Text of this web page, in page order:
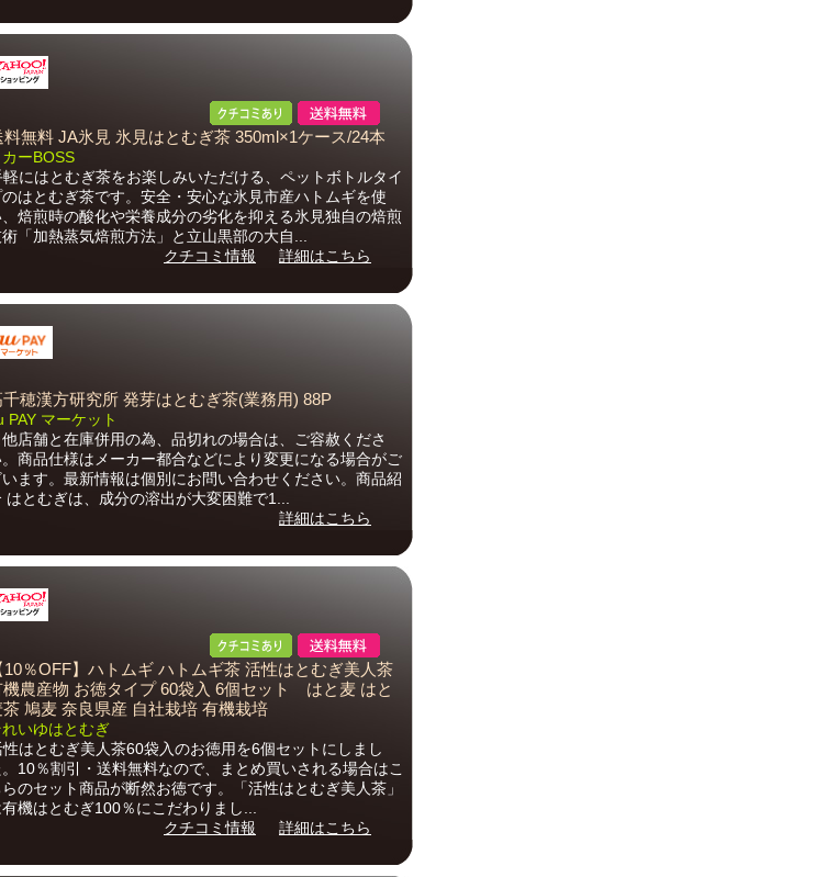
料無料 JA氷見 氷見はとむぎ茶 350ml×1ケース/24本
カーBOSS
軽にはとむぎ茶をお楽しみいただける、ペットボトルタイ
のはとむぎ茶です。安全・安心な氷見市産ハトムギを使
、焙煎時の酸化や栄養成分の劣化を抑える氷見独自の焙煎
「加熱蒸気焙煎方法」と立山黒部の大自...
クチコミ情報
詳細はこちら
千穂漢方研究所 発芽はとむぎ茶(業務用) 88P
PAY マーケット
店舗と在庫併用の為、品切れの場合は、ご容赦くださ
。商品仕様はメーカー都合などにより変更になる場合がご
います。最新情報は個別にお問い合わせください。商品紹
はとむぎは、成分の溶出が大変困難で1...
詳細はこちら
10％OFF】ハトムギ ハトムギ茶 活性はとむぎ美人茶
機農産物 お徳タイプ 60袋入 6個セット はと麦 はと
茶 鳩麦 奈良県産 自社栽培 有機栽培
れいゆはとむぎ
性はとむぎ美人茶60袋入のお徳用を6個セットにしまし
。10％割引・送料無料なので、まとめ買いされる場合はこ
らのセット商品が断然お徳です。「活性はとむぎ美人茶」
有機はとむぎ100％にこだわりまし...
クチコミ情報
詳細はこちら